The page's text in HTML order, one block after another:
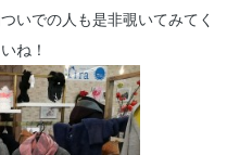
いでの人も是非覗いてみてく
ね！